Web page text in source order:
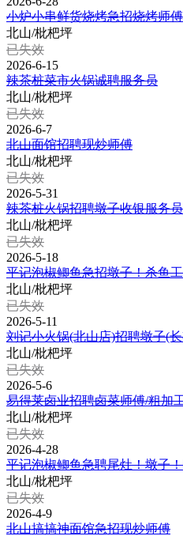
小炉小串鲜货烧烤急招烧烤师傅
北山/枇杷坪
已失效
2026-6-15
辣茶桩菜市火锅诚聘服务员
北山/枇杷坪
已失效
2026-6-7
北山面馆招聘现炒师傅
北山/枇杷坪
已失效
2026-5-31
辣茶桩火锅招聘墩子收银服务员
北山/枇杷坪
已失效
2026-5-18
平记泡椒鲫鱼急招墩子！杀鱼
北山/枇杷坪
已失效
2026-5-11
刘记小火锅(北山店)招聘墩子(
北山/枇杷坪
已失效
2026-5-6
易得莱卤业招聘卤菜师傅/粗加
北山/枇杷坪
已失效
2026-4-28
平记泡椒鲫鱼急聘尾灶！墩子
北山/枇杷坪
已失效
2026-4-9
北山搞搞神面馆急招现炒师傅